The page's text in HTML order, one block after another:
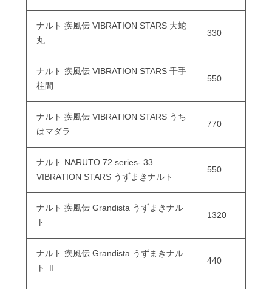
ナルト 疾風伝 VIBRATION STARS 大蛇
丸
330
ナルト 疾風伝 VIBRATION STARS 千手
柱間
550
ナルト 疾風伝 VIBRATION STARS うち
はマダラ
770
ナルト NARUTO 72 series- 33
VIBRATION STARS うずまきナルト
550
ナルト 疾風伝 Grandista うずまきナル
ト
1320
ナルト 疾風伝 Grandista うずまきナル
ト Ⅱ
440